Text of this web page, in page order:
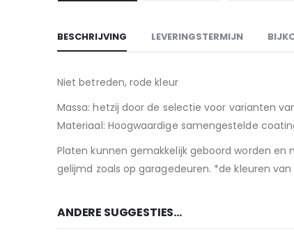
BESCHRIJVING LEVERINGSTERMIJN
Niet betreden, rode kleur
Massa: hetzij door de selectie voor varianten
Materiaal: Hoogwaardige samengestelde
Platen kunnen gemakkelijk geboord worden
gelijmd zoals op garagedeuren. *de kleuren
ANDERE SUGGESTIES…